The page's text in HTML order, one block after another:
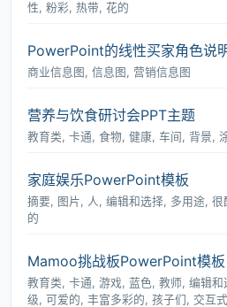
性, 粉彩, 热带, 花的
PowerPoint的线性买家角色说
商业信息图, 信息图, 营销信息图
营养与饮食研讨会PPT主题
教育类, 卡通, 食物, 健康, 车间, 背景,
家庭娱乐PowerPoint模板
摘要, 图片, 人, 编辑和选择, 多用途,
的
Mamoo挑战板PowerPoint模板
教育类, 卡通, 游戏, 蓝色, 教师, 编辑
级, 可爱的, 丰富多彩的, 孩子们, 交互式